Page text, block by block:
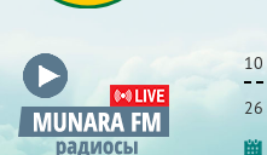
26